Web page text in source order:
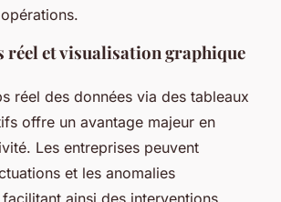
réel et visualisation graphique
réel des données via des tableaux
offre un avantage majeur en
Les entreprises peuvent
et les anomalies